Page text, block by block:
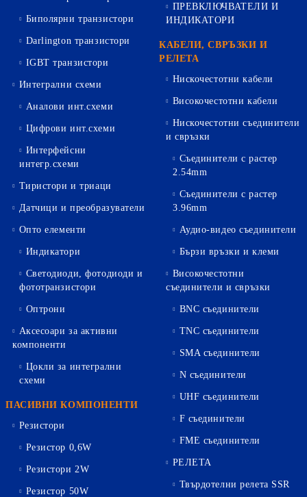
Биполярни транзистори
Darlington транзистори
IGBT транзистори
Интегрални схеми
Аналови инт.схеми
Цифрови инт.схеми
Интерфейсни
интегр.схеми
Тиристори и триаци
Датчици и преобразуватели
Опто елементи
Индикатори
Светодиоди, фотодиоди и
фототранзистори
Оптрони
Аксесоари за активни
компоненти
Цокли за интегрални
схеми
ПАСИВНИ КОМПОНЕНТИ
Резистори
Резистор 0,6W
Резистори 2W
Резистор 50W
ПРЕВКЛЮЧВАТЕЛИ И
ИНДИКАТОРИ
КАБЕЛИ, СВРЪЗКИ И
РЕЛЕТА
Нискочестотни кабели
Високочестотни кабели
Нискочестотни съединители
и свръзки
Съединители с растер
2.54mm
Съединители с растер
3.96mm
Аудио-видео съединители
Бързи връзки и клеми
Високочестотни
съединители и свръзки
BNC съединители
TNC съединители
SMA съединители
N съединители
UHF съединители
F съединители
FME съединители
РЕЛЕТА
Твърдотелни релета SSR